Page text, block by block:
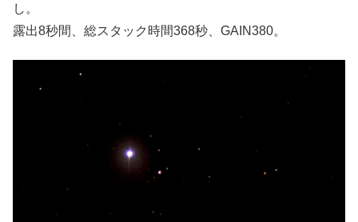
し。
露出8秒間、総スタック時間368秒、GAIN380。